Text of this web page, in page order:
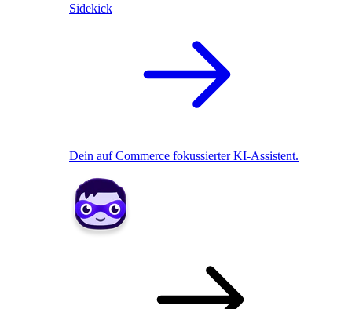
Sidekick
Dein auf Commerce fokussierter KI-Assistent.